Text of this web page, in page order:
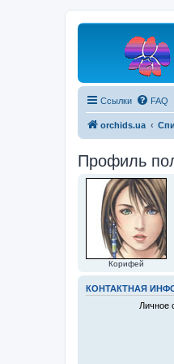
Ссылки FAQ
orchids.ua
Профиль
Корифей
КОНТАКТНАЯ
Личное